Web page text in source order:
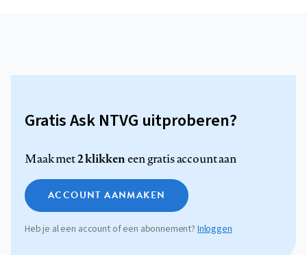
Gratis Ask NTVG uitproberen?
Maak met2 klikkeneen gratis account aan
ACCOUNT AANMAKEN
Heb je al een account of een abonnement?Inloggen